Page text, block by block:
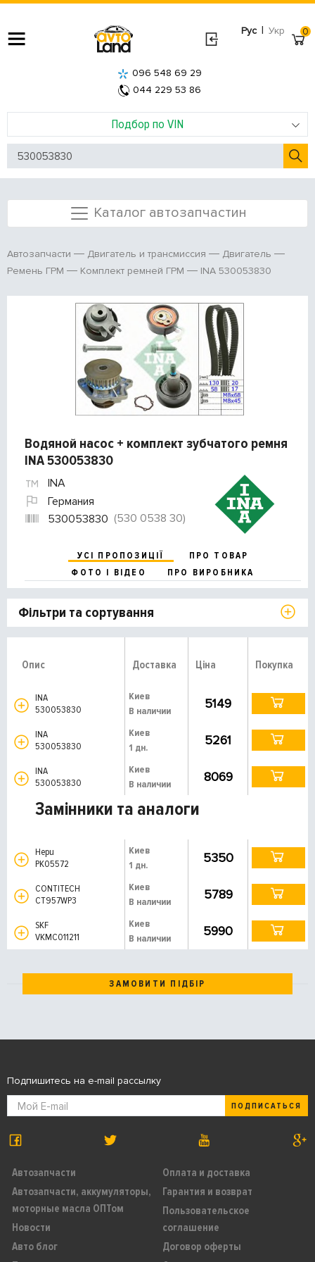
Рус | Укр
Подбор по VIN
096 548 69 29
044 229 53 86
0
Каталог автозапчастин
Автозапчасти Двигатель и трансмиссия
Двигатель
Ремень ГРМ
Комплект ремней ГРМ INA 530053830
Водяной насос + комплект зубчатого ремня
INA 530053830
INA
Германия
530053830 (530 0538 30)
УСІ ПРОПОЗИЦІЇ
ПРО ТОВАР
ФОТО І ВІДЕО
ПРО ВИРОБНИКА
Фільтри та сортування
Опис Доставка Ціна Покупка
INA
530053830
Киев
В наличии
5149
INA
530053830
Киев
1 дн.
5261
INA
530053830
Киев
В наличии
8069
Замінники та аналоги
Hepu
PK05572
Киев
1 дн.
5350
CONTITECH
CT957WP3
Киев
В наличии
5789
SKF
VKMC011211
Киев
В наличии
5990
ЗАМОВИТИ ПІДБІР
Автозапчасти
Автозапчасти, аккумуляторы,
моторные масла ОПТом
Новости
Авто блог
Оплата и доставка
Гарантия и возврат
Пользовательское
соглашение
Договор оферты
Подпишитесь на e-mail рассылку
ПОДПИСАТЬСЯ